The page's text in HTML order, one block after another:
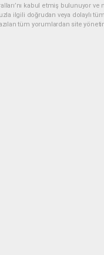
kabul etmiş bulunuyor ve
ilgili doğrudan veya dolaylı
tüm yorumlardan site